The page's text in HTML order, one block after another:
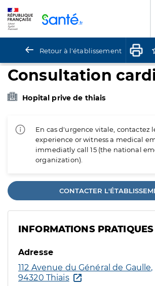
Retour à l'établissement
Consultation
Hopital prive de thiais
En cas d'urgence vitale, contactez
experience or witness a medical
immediatly call 15 (the national
organization).
CONTACTER
INFORMATIONS PRATIQUES
Adresse
112 Avenue du Général de Gaulle,
94320 Thiais